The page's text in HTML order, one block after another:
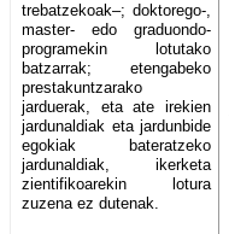
trebatzekoak–; doktorego-,
master- edo graduondo-
programekin lotutako
batzarrak; etengabeko
prestakuntzarako
jarduerak, eta ate irekien
jardunaldiak eta jardunbide
egokiak bateratzeko
jardunaldiak, ikerketa
zientifikoarekin lotura
zuzena ez dutenak.